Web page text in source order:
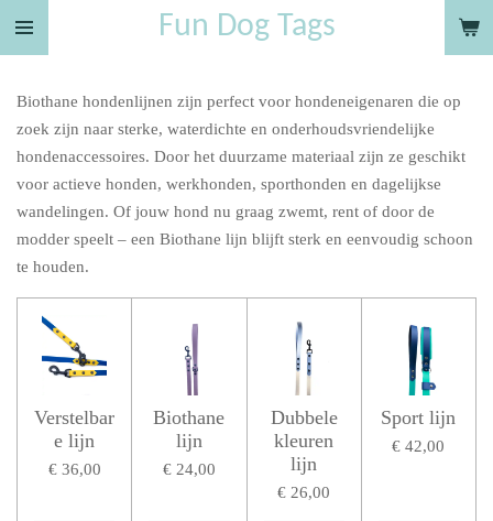
Ga
direct
de
hoofdinhoud
Fun Dog Tags
Biothane hondenlijnen zijn perfect voor hondeneigenaren die op
zoek zijn naar sterke, waterdichte en onderhoudsvriendelijke
hondenaccessoires. Door het duurzame materiaal zijn ze geschikt
voor actieve honden, werkhonden, sporthonden en dagelijkse
wandelingen. Of jouw hond nu graag zwemt, rent of door de
modder speelt – een Biothane lijn blijft sterk en eenvoudig schoon
te houden.
Verstelbar
e lijn
€ 36,00
Biothane
lijn
€ 24,00
Dubbele
kleuren
lijn
€ 26,00
Sport lijn
€ 42,00